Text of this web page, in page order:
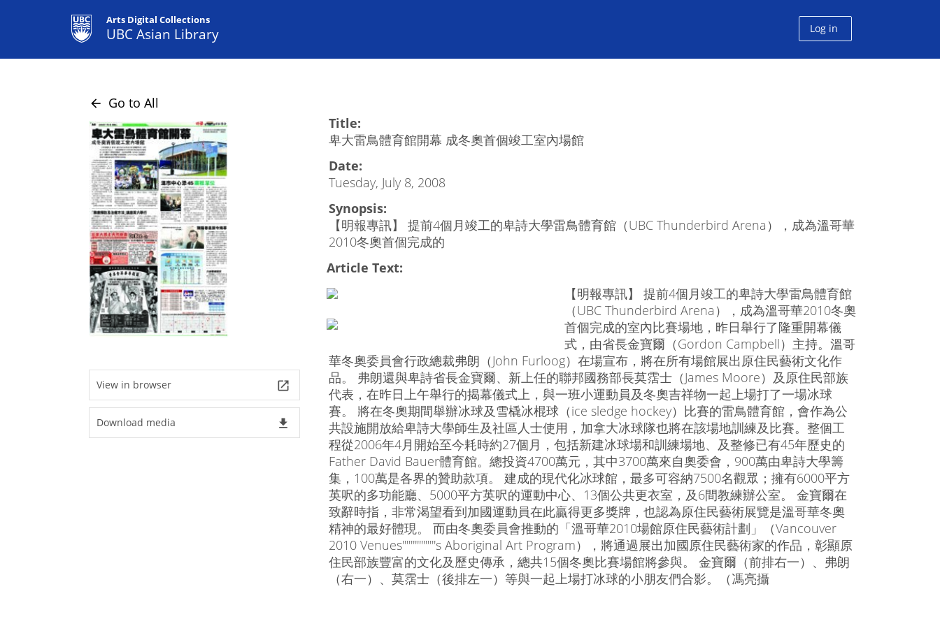
Arts Digital Collections
UBC Asian Library Log in
arrow_back Go to All
View in browser launch
Download media file_download
Title:
卑大雷鳥體育館開幕 成冬奧首個竣工室內場館
Date:
Tuesday, July 8, 2008
Synopsis:
【明報專訊】 提前4個月竣工的卑詩大學雷鳥體育館（UBC Thunderbird Arena），成為溫哥華
2010冬奧首個完成的
Article Text:
【明報專訊】 提前4個月竣工的卑詩大學雷鳥體育館
（UBC Thunderbird Arena），成為溫哥華2010冬奧
首個完成的室內比賽場地，昨日舉行了隆重開幕儀
式，由省長金寶爾（Gordon Campbell）主持。溫哥
華冬奧委員會行政總裁弗朗（John Furloog）在場宣布，將在所有場館展出原住民藝術文化作
品。 弗朗還與卑詩省長金寶爾、新上任的聯邦國務部長莫霑士（James Moore）及原住民部族
代表，在昨日上午舉行的揭幕儀式上，與一班小運動員及冬奧吉祥物一起上場打了一場冰球
賽。 將在冬奧期間舉辦冰球及雪橇冰棍球（ice sledge hockey）比賽的雷鳥體育館，會作為公
共設施開放給卑詩大學師生及社區人士使用，加拿大冰球隊也將在該場地訓練及比賽。整個工
程從2006年4月開始至今耗時約27個月，包括新建冰球場和訓練場地、及整修已有45年歷史的
Father David Bauer體育館。總投資4700萬元，其中3700萬來自奧委會，900萬由卑詩大學籌
集，100萬是各界的贊助款項。 建成的現代化冰球館，最多可容納7500名觀眾；擁有6000平方
英呎的多功能廳、5000平方英呎的運動中心、13個公共更衣室，及6間教練辦公室。 金寶爾在
致辭時指，非常渴望看到加國運動員在此贏得更多獎牌，也認為原住民藝術展覽是溫哥華冬奧
精神的最好體現。 而由冬奧委員會推動的「溫哥華2010場館原住民藝術計劃」（Vancouver
2010 Venues''''''''''''''''s Aboriginal Art Program），將通過展出加國原住民藝術家的作品，彰顯原
住民部族豐富的文化及歷史傳承，總共15個冬奧比賽場館將參與。 金寶爾（前排右一）、弗朗
（右一）、莫霑士（後排左一）等與一起上場打冰球的小朋友們合影。（馮亮攝